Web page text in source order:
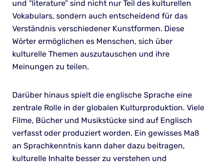
und “literature” sind nicht nur Teil des kulturellen
Vokabulars, sondern auch entscheidend für das
Verständnis verschiedener Kunstformen. Diese
Wörter ermöglichen es Menschen, sich über
kulturelle Themen auszutauschen und ihre
Meinungen zu teilen.
Darüber hinaus spielt die englische Sprache eine
zentrale Rolle in der globalen Kulturproduktion. Viele
Filme, Bücher und Musikstücke sind auf Englisch
verfasst oder produziert worden. Ein gewisses Maß
an Sprachkenntnis kann daher dazu beitragen,
kulturelle Inhalte besser zu verstehen und